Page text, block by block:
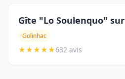
Gîte "Lo Soulenquo" sur
Golinhac
★★★★★632 avis